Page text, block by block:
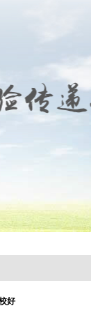
好